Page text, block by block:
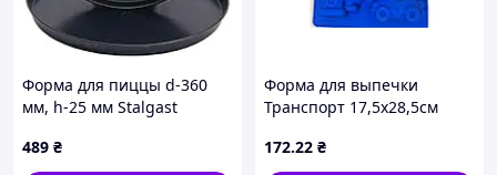
Форма для пиццы d-360
мм, h-25 мм Stalgast
489 ₴
Форма для выпечки
Транспорт 17,5х28,5см
745 ТМ PRC
172.22 ₴